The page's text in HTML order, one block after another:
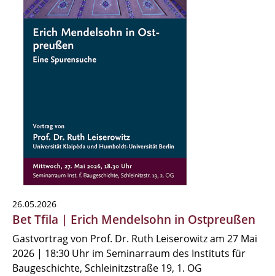
26.05.2026
Bet Tfila | Erich Mendelsohn in Ostpreußen
Gastvortrag von Prof. Dr. Ruth Leiserowitz am 27 Mai
2026 | 18:30 Uhr im Seminarraum des Instituts für
Baugeschichte, Schleinitzstraße 19, 1. OG